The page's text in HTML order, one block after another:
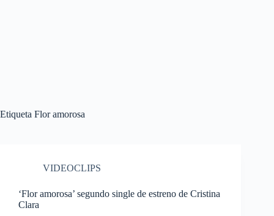
Etiqueta Flor amorosa
VIDEOCLIPS
‘Flor amorosa’ segundo single de estreno de Cristina
Clara